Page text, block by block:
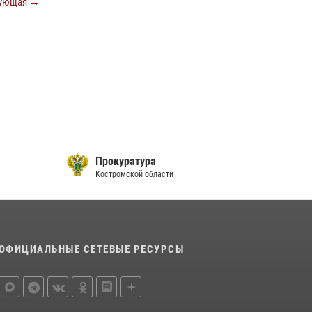
Прокуратура
Костромской области
СЕТЕВЫЕ РЕСУРСЫ